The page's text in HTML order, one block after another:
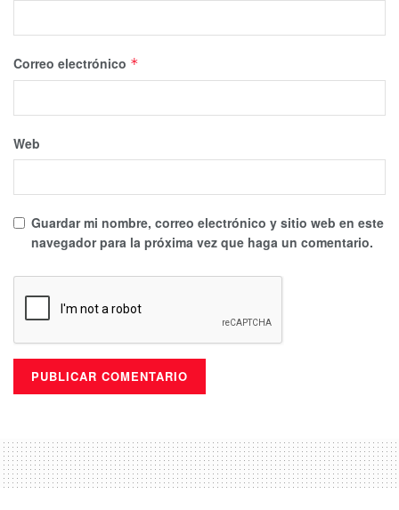
Correo electrónico *
Web
Guardar mi nombre, correo electrónico y sitio web en este
navegador para la próxima vez que haga un comentario.